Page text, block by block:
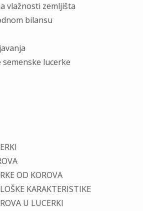
vlažnosti zemljišta
bilansu
semenske lucerke
OD KOROVA
KARAKTERISTIKE
U LUCERKI